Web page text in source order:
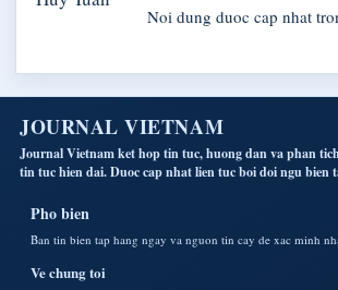
Noi dung duoc cap nhat
JOURNAL VIETNAM
Journal Vietnam ket hop tin tuc, huong dan va phan
tin tuc hien dai. Duoc cap nhat lien tuc boi doi ngu bien
Pho bien
Ban tin bien tap hang ngay va nguon tin cay de xac minh
Ve chung toi